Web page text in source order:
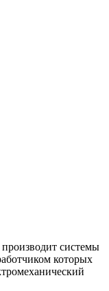
системы
которых